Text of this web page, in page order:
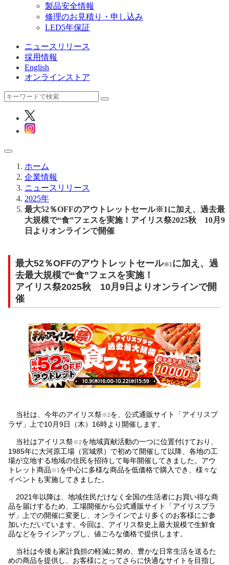
製品安全情報
修理のお見積り・申し込み
LED5年保証
ニュースリリース
採用情報
English
オンラインストア
ホーム
企業情報
ニュースリリース
2025年
最大52％OFFのアウトレットセール※1に加え、過去最
大規模で“食”フェスを実施！アイリス祭2025秋 10月9
日よりオンラインで開催
最大52％OFFのアウトレットセール※1に加え、過
去最大規模で“食”フェスを実施！
アイリス祭2025秋 10月9日よりオンラインで開
催
当社は、今年のアイリス祭※2を、公式通販サイト「アイリスプ
ラザ」上で10月9日（木）16時より開催します。
当社はアイリス祭※2を地域貢献活動の一つに位置付けており、
1985年に大河原工場（宮城県）で初めて開催して以降、各地の工
場が立地する地域の住民を招待して毎年開催してきました。アウ
トレット商品※1 を中心に多様な商品を低価格で購入でき、様々な
イベントも実施してきました。
2021年以降は、地域住民だけなく全国の生活者にお買い得な商
品を届けするため、工場開催から公式通販サイト「アイリスプラ
ザ」上での開催に変更し、オンラインでより多くのお客様にご参
加いただいています。今回は、アイリス祭史上最大規模で生鮮食
品などをラインアップし、値ごろな価格で提供します。
当社は今後も家計負担の軽減に努め、豊かな日常生活を送るた
めの商品を提供し、お客様にとってさらに快適なサイトを目指し